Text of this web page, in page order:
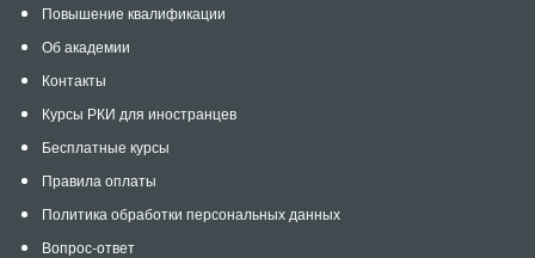
Повышение квалификации
Об академии
Контакты
Курсы РКИ для иностранцев
Бесплатные курсы
Правила оплаты
Политика обработки персональных данных
Вопрос-ответ